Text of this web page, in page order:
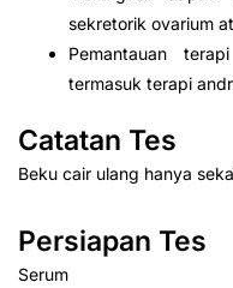
sekretorik ovarium
Pemantauan
termasuk terapi
Catatan Tes
Beku cair ulang hanya
Persiapan Tes
Serum